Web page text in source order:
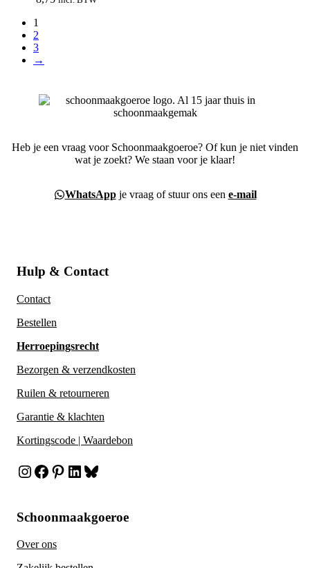
1
2
3
→
Heb je een vraag voor Schoonmaakgoeroe? Of kun je niet vinden
wat je zoekt? We staan voor je klaar!
WhatsAppje vraag of stuur ons een e-mail
Hulp & Contact
Contact
Bestellen
Herroepingsrecht
Bezorgen & verzendkosten
Ruilen & retourneren
Garantie & klachten
Kortingscode | Waardebon
Instagram
Facebook
Pinterest
LinkedIn
Bluesky
Schoonmaakgoeroe
Over ons